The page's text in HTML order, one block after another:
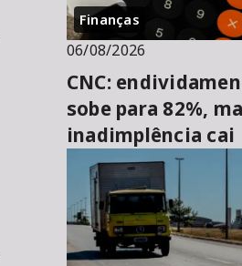
Finanças
06/08/2026
CNC:
sobe para 82%,
inadimplência cai